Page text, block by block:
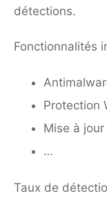
détections.
Fonctionnalités
Protection
Mise à
…
Taux de